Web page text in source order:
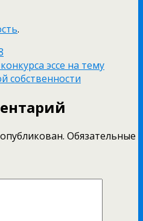
.
эссе на тему
собственности
Обязательные